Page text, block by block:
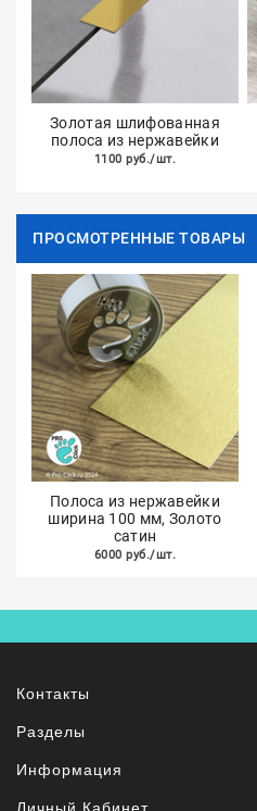
Золотая шлифованная
полоса из нержавейки
1100 руб./шт.
ПРОСМОТРЕННЫЕ ТОВАРЫ
Полоса из нержавейки
ширина 100 мм, Золото
сатин
6000 руб./шт.
Контакты
Разделы
Информация